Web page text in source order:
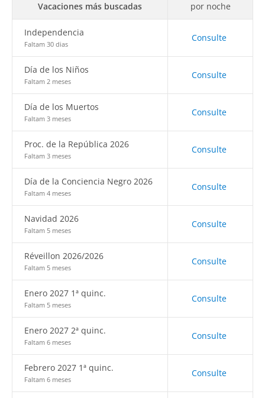
Vacaciones más buscadas por noche
Independencia
Faltam 30 dias
Consulte
Día de los Niños
Faltam 2 meses
Consulte
Día de los Muertos
Faltam 3 meses
Consulte
Proc. de la República 2026
Faltam 3 meses
Consulte
Día de la Conciencia Negro 2026
Faltam 4 meses
Consulte
Navidad 2026
Faltam 5 meses
Consulte
Réveillon 2026/2026
Faltam 5 meses
Consulte
Enero 2027 1ª quinc.
Faltam 5 meses
Consulte
Enero 2027 2ª quinc.
Faltam 6 meses
Consulte
Febrero 2027 1ª quinc.
Faltam 6 meses
Consulte